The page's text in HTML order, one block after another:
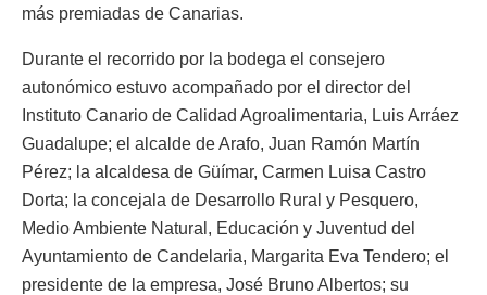
más premiadas de Canarias.
Durante el recorrido por la bodega el consejero
autonómico estuvo acompañado por el director del
Instituto Canario de Calidad Agroalimentaria, Luis Arráez
Guadalupe; el alcalde de Arafo, Juan Ramón Martín
Pérez; la alcaldesa de Güímar, Carmen Luisa Castro
Dorta; la concejala de Desarrollo Rural y Pesquero,
Medio Ambiente Natural, Educación y Juventud del
Ayuntamiento de Candelaria, Margarita Eva Tendero; el
presidente de la empresa, José Bruno Albertos; su